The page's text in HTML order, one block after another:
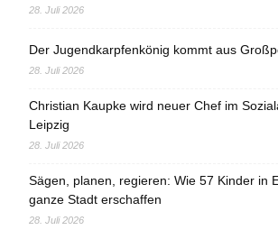
28. Juli 2026
Der Jugendkarpfenkönig kommt aus
28. Juli 2026
Christian Kaupke wird neuer Chef im
Leipzig
28. Juli 2026
Sägen, planen, regieren: Wie 57 Kinder in
ganze Stadt erschaffen
28. Juli 2026